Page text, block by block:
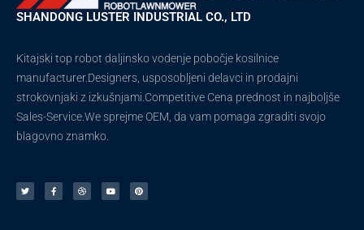
SHANDONG LUSTER INDUSTRIAL CO., LTD
Kitajski top robot daljinsko vodenje pobočje kosilnice
manufacturer.Designers, usposobljeni delavci in prodajni
strokovnjaki z izkušnjami.Competitive Cena prednost in najboljše
Sales-Service.We sprejme OEM, da vam pomaga zgraditi svojo
blagovno znamko.
i
t
t
c
e
b
d
e
n
u
t
u
n
t
e